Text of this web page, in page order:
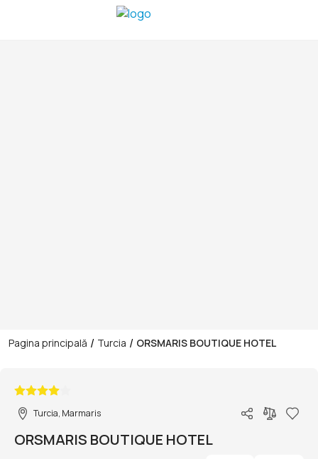
Pagina principală / Turcia / ORSMARIS BOUTIQUE HOTEL
Turcia, Marmaris
ORSMARIS BOUTIQUE HOTEL